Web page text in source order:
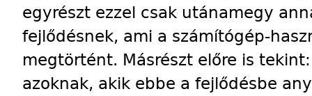
egyrészt ezzel csak utánamegy
fejlődésnek, ami a számítógép-
megtörtént. Másrészt előre is
azoknak, akik ebbe a fejlődésbe